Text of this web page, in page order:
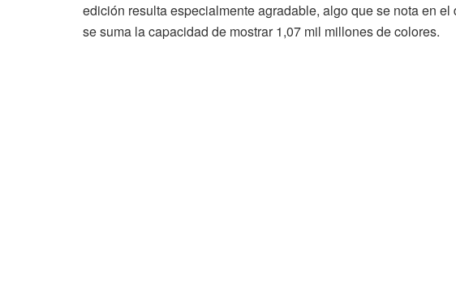
edición resulta especialmente agradable, algo que se nota en
se suma la capacidad de mostrar 1,07 mil millones de colores.